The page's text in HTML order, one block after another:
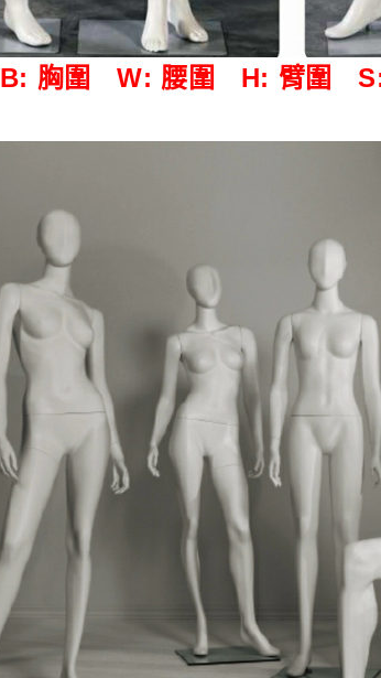
B: 胸圍W: 腰圍 H: 臂圍